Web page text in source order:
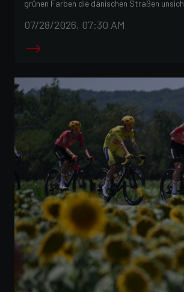
grünen Farben die dänischen Straßen
07/28/2026, 07:30 AM